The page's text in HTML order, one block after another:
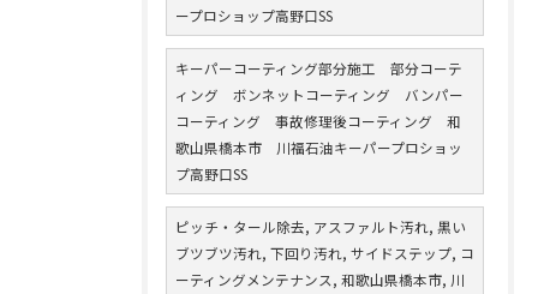
ープロショップ高野口SS
キーパーコーティング部分施工 部分コーテ
ィング ボンネットコーティング バンパー
コーティング 事故修理後コーティング 和
歌山県橋本市 川福石油キーパープロショッ
プ高野口SS
ピッチ・タール除去, アスファルト汚れ, 黒い
ブツブツ汚れ, 下回り汚れ, サイドステップ, コ
ーティングメンテナンス, 和歌山県橋本市, 川